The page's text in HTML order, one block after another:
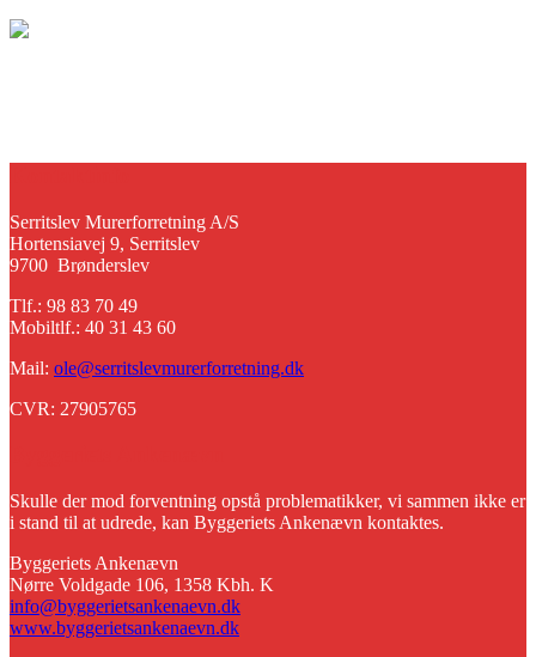
Serritslev Murerforretning A/S
Hortensiavej 9, Serritslev
9700 Brønderslev
Tlf.: 98 83 70 49
Mobiltlf.: 40 31 43 60
Mail: ole@serritslevmurerforretning.dk
CVR: 27905765
Skulle der mod forventning opstå problematikker, vi sammen ikke er
i stand til at udrede, kan Byggeriets Ankenævn kontaktes.
Byggeriets Ankenævn
Nørre Voldgade 106, 1358 Kbh. K
info@byggerietsankenaevn.dk
www.byggerietsankenaevn.dk